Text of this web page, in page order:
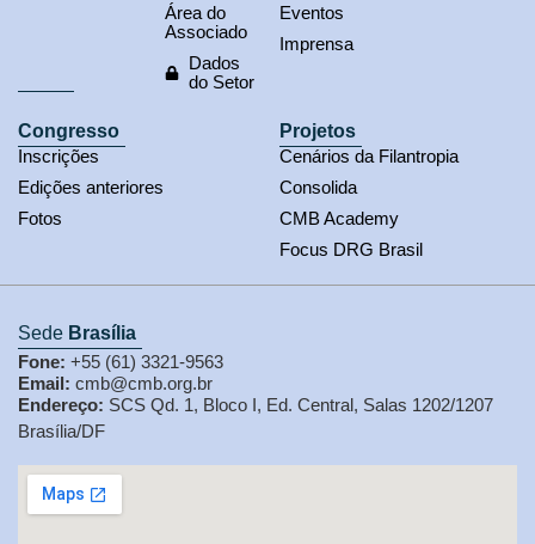
Área do
Associado
Dados
do Setor
Eventos
Imprensa
Congresso
Inscrições
Edições anteriores
Fotos
Projetos
Cenários da Filantropia
Consolida
CMB Academy
Focus DRG Brasil
Sede Brasília
Fone: +55 (61) 3321-9563
Email: cmb@cmb.org.br
Endereço: SCS Qd. 1, Bloco I, Ed. Central, Salas 1202/1207
Brasília/DF